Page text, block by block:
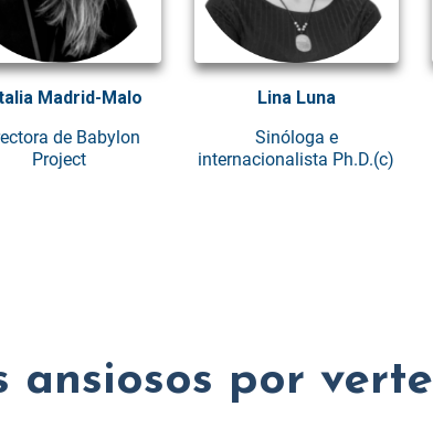
Madrid-Malo
de Babylon
Project
Lina Luna
Sinóloga e
internacionalista Ph.D.(c)
ansiosos por